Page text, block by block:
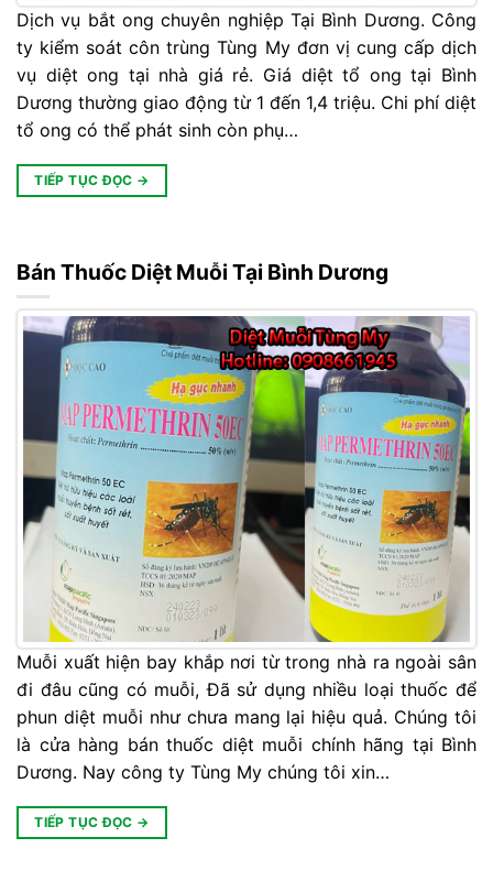
Dịch vụ bắt ong chuyên nghiệp Tại Bình Dương. Công
ty kiểm soát côn trùng Tùng My đơn vị cung cấp dịch
vụ diệt ong tại nhà giá rẻ. Giá diệt tổ ong tại Bình
Dương thường giao động từ 1 đến 1,4 triệu. Chi phí diệt
tổ ong có thể phát sinh còn phụ…
TIẾP TỤC ĐỌC →
Bán Thuốc Diệt Muỗi Tại Bình Dương
Muỗi xuất hiện bay khắp nơi từ trong nhà ra ngoài sân
đi đâu cũng có muỗi, Đã sử dụng nhiều loại thuốc để
phun diệt muỗi như chưa mang lại hiệu quả. Chúng tôi
là cửa hàng bán thuốc diệt muỗi chính hãng tại Bình
Dương. Nay công ty Tùng My chúng tôi xin…
TIẾP TỤC ĐỌC →